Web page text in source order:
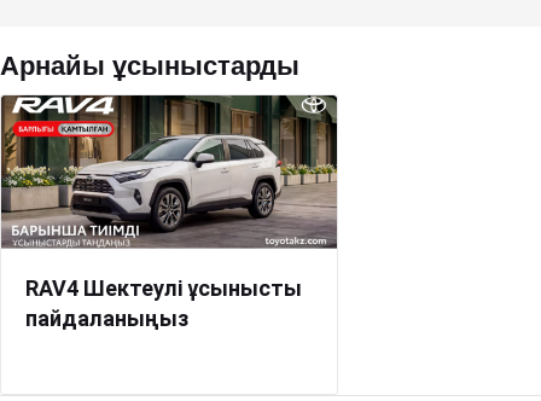
Арнайы ұсыныстарды
RAV4 Шектеулі ұсынысты
пайдаланыңыз